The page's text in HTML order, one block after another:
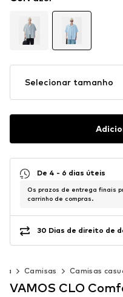
Selecionar tamanho
De 4 - 6 dias úteis
Os prazos de entrega finais
carrinho de compras.
30 Dias de direito de
Camisas Camisas
VAMOS CLO